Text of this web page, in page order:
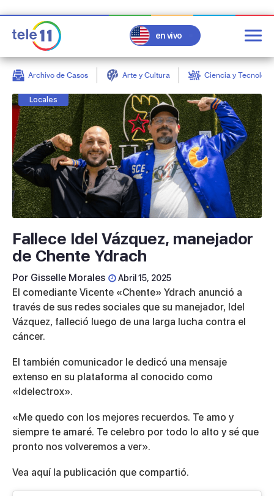
en vivo
Archivo de Casos Arte y Cultura Ciencia y
Locales
Fallece Idel Vázquez, manejador
de Chente Ydrach
Por Gisselle Morales Abril 15, 2025
El comediante Vicente «Chente» Ydrach anunció a
través de sus redes sociales que su manejador, Idel
Vázquez, falleció luego de una larga lucha contra el
cáncer.
El también comunicador le dedicó una mensaje
extenso en su plataforma al conocido como
«Idelectrox».
«Me quedo con los mejores recuerdos. Te amo y
siempre te amaré. Te celebro por todo lo alto y sé que
pronto nos volveremos a ver».
Vea aquí la publicación que compartió.
post